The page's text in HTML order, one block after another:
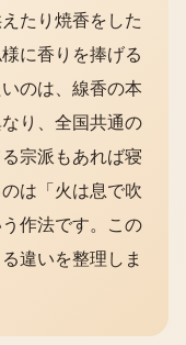
たり焼香をした
に香りを捧げる
のは、線香の本
り、全国共通の
宗派もあれば寝
は「火は息で吹
作法です。この
違いを整理しま